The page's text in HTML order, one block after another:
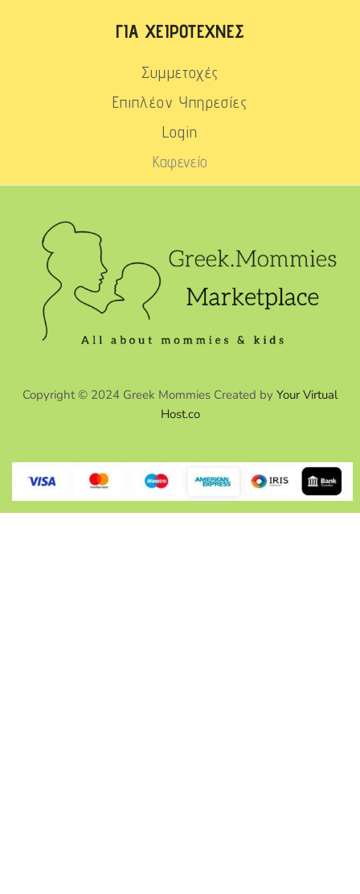
ΓΙΑ ΧΕΙΡΟΤΈΧΝΕΣ
Συμμετοχές
Επιπλέον Υπηρεσίες
Login
Καφενείο
Copyright © 2024 Greek Mommies Created by Your Virtual
Host.co